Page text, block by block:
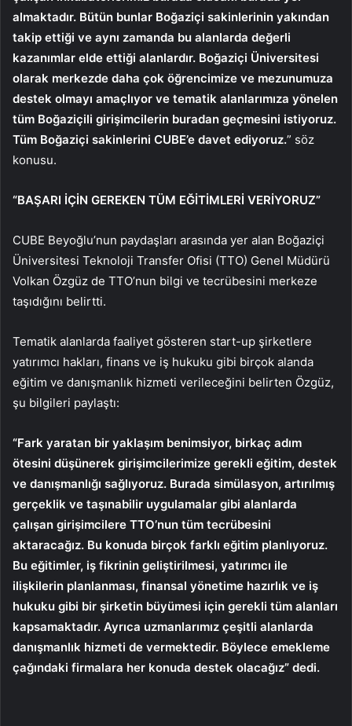
almaktadır. Bütün bunlar Boğaziçi sakinlerinin yakından
takip ettiği ve aynı zamanda bu alanlarda değerli
kazanımlar elde ettiği alanlardır. Boğaziçi Üniversitesi
olarak merkezde daha çok öğrencimize ve mezunumuza
destek olmayı amaçlıyor ve tematik alanlarımıza yönelen
tüm Boğaziçili girişimcilerin buradan geçmesini istiyoruz.
Tüm Boğaziçi sakinlerini CUBE’e davet ediyoruz.” söz
konusu.
“BAŞARI İÇİN GEREKEN TÜM EĞİTİMLERİ VERİYORUZ”
CUBE Beyoğlu’nun paydaşları arasında yer alan Boğaziçi
Üniversitesi Teknoloji Transfer Ofisi (TTO) Genel Müdürü
Volkan Özgüz de TTO’nun bilgi ve tecrübesini merkeze
taşıdığını belirtti.
Tematik alanlarda faaliyet gösteren start-up şirketlere
yatırımcı hakları, finans ve iş hukuku gibi birçok alanda
eğitim ve danışmanlık hizmeti verileceğini belirten Özgüz,
şu bilgileri paylaştı:
“Fark yaratan bir yaklaşım benimsiyor, birkaç adım
ötesini düşünerek girişimcilerimize gerekli eğitim, destek
ve danışmanlığı sağlıyoruz. Burada simülasyon, artırılmış
gerçeklik ve taşınabilir uygulamalar gibi alanlarda
çalışan girişimcilere TTO’nun tüm tecrübesini
aktaracağız. Bu konuda birçok farklı eğitim planlıyoruz.
Bu eğitimler, iş fikrinin geliştirilmesi, yatırımcı ile
ilişkilerin planlanması, finansal yönetime hazırlık ve iş
hukuku gibi bir şirketin büyümesi için gerekli tüm alanları
kapsamaktadır. Ayrıca uzmanlarımız çeşitli alanlarda
danışmanlık hizmeti de vermektedir. Böylece emekleme
çağındaki firmalara her konuda destek olacağız” dedi.